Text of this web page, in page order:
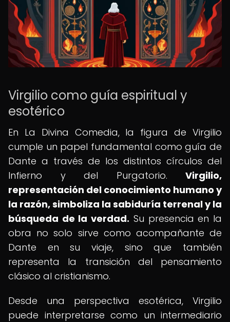
Virgilio como guía espiritual y
esotérico
En La Divina Comedia, la figura de Virgilio
cumple un papel fundamental como guía de
Dante a través de los distintos círculos del
Infierno y del Purgatorio. Virgilio,
representación del conocimiento humano y
la razón, simboliza la sabiduría terrenal y la
búsqueda de la verdad. Su presencia en la
obra no solo sirve como acompañante de
Dante en su viaje, sino que también
representa la transición del pensamiento
clásico al cristianismo.
Desde una perspectiva esotérica, Virgilio
puede interpretarse como un intermediario